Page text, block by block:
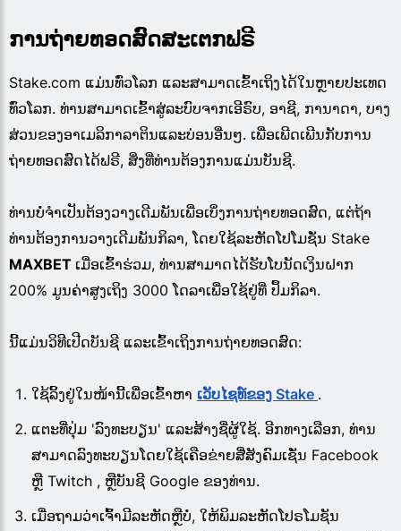
ການຖ່າຍທອດສົດສະເຕກຟຣີ
Stake.com ແມ່ນທົ່ວໂລກ ແລະສາມາດເຂົ້າເຖິງໄດ້ໃນຫຼາຍປະເທດ
ທົ່ວໂລກ. ທ່ານສາມາດເຂົ້າສູ່ລະບົບຈາກເອີຣົບ, ອາຊີ, ການາດາ, ບາງ
ສ່ວນຂອງອາເມລິກາລາຕິນແລະບ່ອນອື່ນໆ. ເພື່ອເພີດເພີນກັບການ
ຖ່າຍທອດສົດໄດ້ຟຣີ, ສິ່ງທີ່ທ່ານຕ້ອງການແມ່ນບັນຊີ.
ທ່ານບໍ່ຈໍາເປັນຕ້ອງວາງເດີມພັນເພື່ອເບິ່ງການຖ່າຍທອດສົດ, ແຕ່ຖ້າ
ທ່ານຕ້ອງການວາງເດີມພັນກິລາ, ໂດຍໃຊ້ລະຫັດໂປໂມຊັ່ນ Stake
MAXBET ເມື່ອເຂົ້າຮ່ວມ, ທ່ານສາມາດໄດ້ຮັບໂບນັດເງິນຝາກ
200% ມູນຄ່າສູງເຖິງ 3000 ໂດລາເພື່ອໃຊ້ຢູ່ທີ່ ປຶ້ມກິລາ.
ນີ້ແມ່ນວິທີເປີດບັນຊີ ແລະເຂົ້າເຖິງການຖ່າຍທອດສົດ:
ໃຊ້ລິ້ງຢູ່ໃນໜ້ານີ້ເພື່ອເຂົ້າຫາ ເວັບໄຊທ໌ຂອງ Stake .
ແຕະທີ່ປຸ່ມ 'ລົງທະບຽນ' ແລະສ້າງຊື່ຜູ້ໃຊ້. ອີກທາງເລືອກ, ທ່ານ
ສາມາດລົງທະບຽນໂດຍໃຊ້ເຄືອຂ່າຍສື່ສັງຄົມເຊັ່ນ Facebook
ຫຼື Twitch , ຫຼືບັນຊີ Google ຂອງທ່ານ.
ເມື່ອຖາມວ່າເຈົ້າມີລະຫັດຫຼືບໍ່, ໃຫ້ພິມລະຫັດໂປຣໂມຊັນ